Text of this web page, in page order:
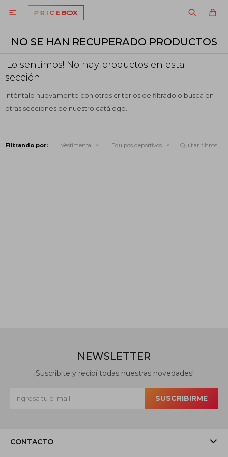

NO SE HAN RECUPERADO PRODUCTOS
¡Lo sentimos! No hay productos en esta
sección.
Inténtalo nuevamente con otros criterios de filtrado o busca en
otras secciones de nuestro catálogo.
Filtrando por: Vestimenta Equipos deportivos Quitar filtros
CONTACTO
NEWSLETTER
¡Suscribite y recibí todas nuestras novedades!
SUSCRIBIRME